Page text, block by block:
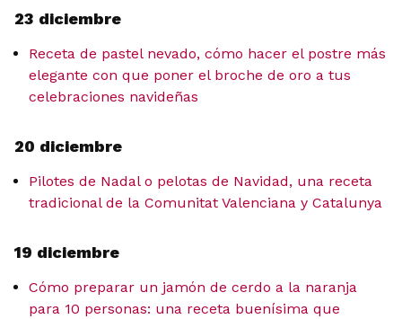
23 diciembre
Receta de pastel nevado, cómo hacer el postre más
elegante con que poner el broche de oro a tus
celebraciones navideñas
20 diciembre
Pilotes de Nadal o pelotas de Navidad, una receta
tradicional de la Comunitat Valenciana y Catalunya
19 diciembre
Cómo preparar un jamón de cerdo a la naranja
para 10 personas: una receta buenísima que